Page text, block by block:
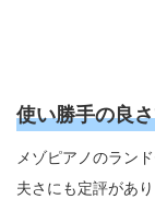
使い勝手の良
メゾピアノのラン
夫さにも定評があり